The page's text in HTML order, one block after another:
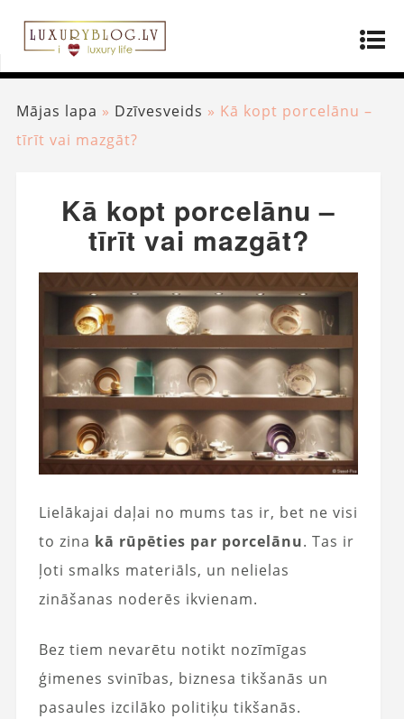
Mājas lapa » Dzīvesveids » Kā kopt porcelānu –
tīrīt vai mazgāt?
Kā kopt porcelānu –
tīrīt vai mazgāt?
Lielākajai daļai no mums tas ir, bet ne visi
to zina kā rūpēties par porcelānu. Tas ir
ļoti smalks materiāls, un nelielas
zināšanas noderēs ikvienam.
Bez tiem nevarētu notikt nozīmīgas
ģimenes svinības, biznesa tikšanās un
pasaules izcilāko politiķu tikšanās.